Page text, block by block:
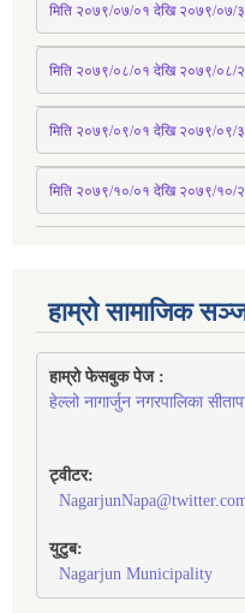
मिति २०७९/०७/०१ देखि २०७९/०७/
मिति २०७९/०८/०१ देखि २०७९/०८/
मिति २०७९/०९/०१ देखि २०७९/०९/
मिति २०७९/१०/०१ देखि २०७९/१०/
हाम्रो सामाजिक
हाम्रो फेसबुक पेज :
हेल्लो नागार्जुन नगरपालिका
ट्वीटर:
युटुब:
Nagarjun Municipality